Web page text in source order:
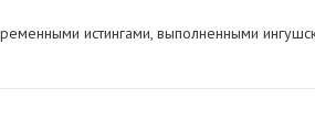
истингами, выполненными